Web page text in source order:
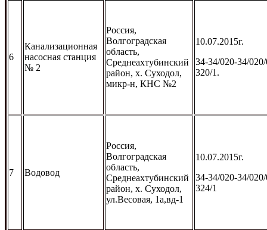
6
Канализационная
насосная станция
№ 2
Россия,
Волгоградская
область,
Среднеахтубинский
район, х. Суходол,
микр-н, КНС №2
10.07.2015г.
34-34/020-34/
320/1.
7 Водовод
Россия,
Волгоградская
область,
Среднеахтубинский
район, х. Суходол,
ул.Весовая, 1а,вд-1
10.07.2015г.
34-34/020-34/
324/1